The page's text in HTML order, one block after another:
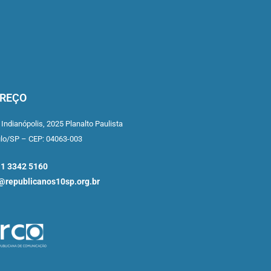
2025 Planalto Paulista
SP – CEP: 04063-003
3342 5160